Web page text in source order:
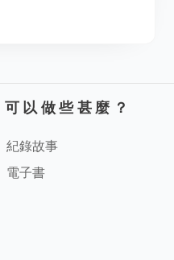
可以做些甚麼？
紀錄故事
電子書